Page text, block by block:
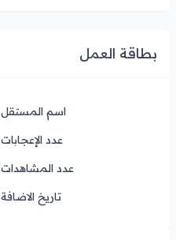
بطاقة العمل
اسم المستقل
عدد الإعجابات
عدد المشاهدات
تاريخ الاضافة